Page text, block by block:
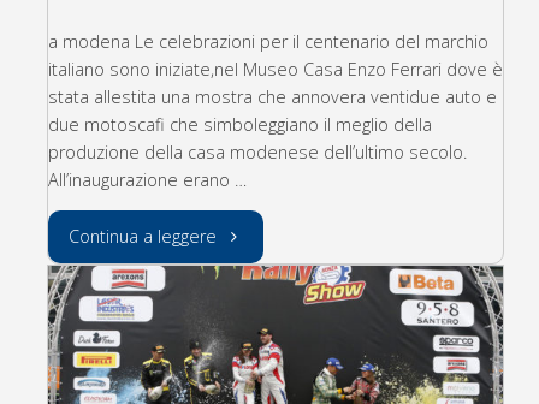
a modena Le celebrazioni per il centenario del marchio
italiano sono iniziate,nel Museo Casa Enzo Ferrari dove è
stata allestita una mostra che annovera ventidue auto e
due motoscafi che simboleggiano il meglio della
produzione della casa modenese dell’ultimo secolo.
All’inaugurazione erano …
Continua a leggere "GRAZIE
FRATELLI
ALFIERI:FESTEGGIAMO
I